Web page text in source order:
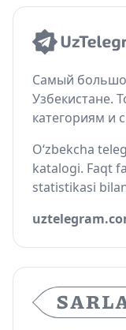
Самый
Узбекистане.
категориям и
O‘zbekcha
katalogi. Faqt
statistikasi